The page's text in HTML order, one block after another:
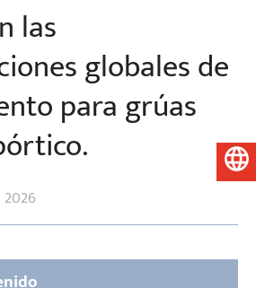
las
globales de
para grúas
2026
Español